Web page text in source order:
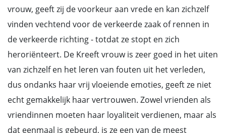
vrouw, geeft zij de voorkeur aan vrede en kan zichzelf
vinden vechtend voor de verkeerde zaak of rennen in
de verkeerde richting - totdat ze stopt en zich
heroriënteert. De Kreeft vrouw is zeer goed in het uiten
van zichzelf en het leren van fouten uit het verleden,
dus ondanks haar vrij vloeiende emoties, geeft ze niet
echt gemakkelijk haar vertrouwen. Zowel vrienden als
vriendinnen moeten haar loyaliteit verdienen, maar als
dat eenmaal is gebeurd, is ze een van de meest